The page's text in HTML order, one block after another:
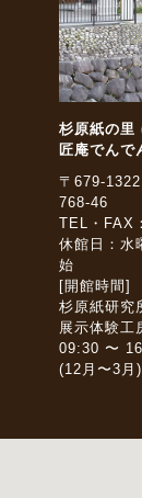
杉原紙の里
匠庵でんで
〒679-
768-46
TEL・FAX
休館日：水
始
[開館時間]
杉原紙研
展示体験工
09:30 〜
(12月〜3月)